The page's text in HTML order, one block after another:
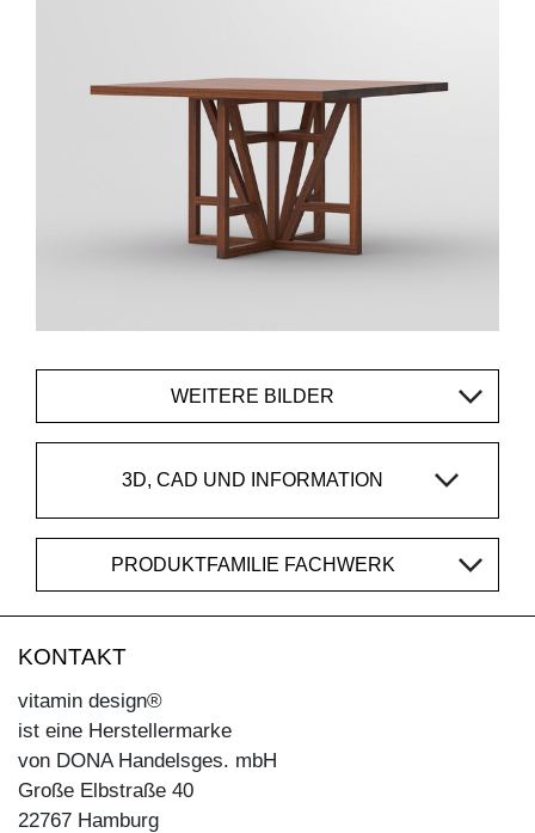
WEITERE BILDER
3D, CAD UND INFORMATION
PRODUKTFAMILIE FACHWERK
KONTAKT
vitamin design®
ist eine Herstellermarke
von DONA Handelsges. mbH
Große Elbstraße 40
22767 Hamburg